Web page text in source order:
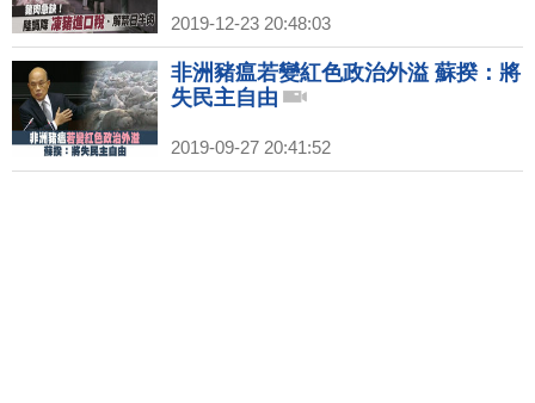
2019-12-23 20:48:03
非洲豬瘟若變紅色政治外溢 蘇揆：將
失民主自由
2019-09-27 20:41:52